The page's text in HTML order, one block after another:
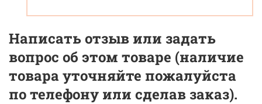
Написать отзыв или задать
вопрос об этом товаре (наличие
товара уточняйте пожалуйста
по телефону или сделав заказ).